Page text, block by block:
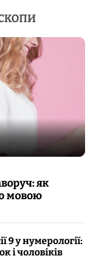
як
мовою
9 у нумерології:
і чоловіків